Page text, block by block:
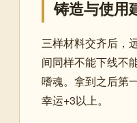
铸造与使用
三样材料交齐后，
间同样不能下线不
嗜魂。拿到之后第
幸运+3以上。